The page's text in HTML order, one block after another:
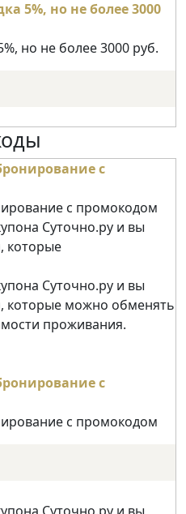
но не более 3000 руб.
с промокодом
Суточно.ру и вы
которые
Суточно.ру и вы
которые можно обменять
проживания.
с промокодом